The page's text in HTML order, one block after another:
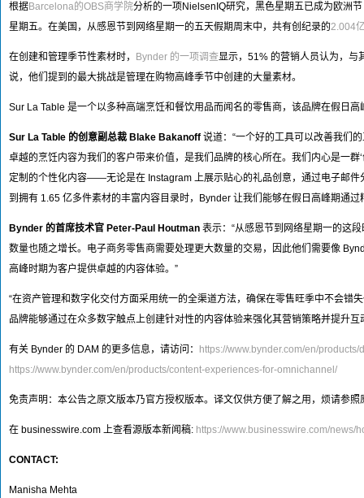
根据Barcelona的OBS商学院分析的一项NielsenIQ研究，黑色星期五已成为欧洲
星期五。在美国，从感恩节到网络星期一的五天假期周末中，共有创纪录的2.004
在创建和管理季节性素材时， Bynder 的一项调查显示，51% 的营销人员认为，与
说，他们提到的最大挑战是管理在购物高峰季节中创建的大量素材。
Sur La Table 是一个以多种高端烹饪和餐饮用品而闻名的零售商，该品牌在假日
Sur La Table 的创意副总裁 Blake Bakanoff 说道：“一个好的工具可以改善我们
卓越的烹饪内容为我们的客户带来价值，是我们品牌的核心所在。我们内心是一
定制的个性化内容——无论是在 Instagram 上展示贴心的礼品创意，通过电子邮
到拥有 1.65 亿多件素材的丰富内容目录时，Bynder 让我们能够在假日高峰期通
Bynder 的首席技术官 Peter-Paul Houtman 表示：“从感恩节到网络星期一的这
数量也随之增长。电子商务零售商需要处理更大数量的交易，因此他们需要像
高峰时期为客户提供卓越的内容体验。”
“在资产管理和数字化交付方面采用统一的全渠道方法，确保在零售旺季中不会
品牌能够通过在众多数字触点上创建针对性的内容体验来强化其营销策略并提升
有关 Bynder 的 DAM 的更多信息，请访问：
https://www.bynder.com/en/
https://www.bynder.com/en/products/content-experiences-for-omnichannel/
免责声明：本公告之原文版本乃官方授权版本。译文仅供方便了解之用，烦请参
在 businesswire.com 上查看源版本新闻稿: https://www.businesswire.com/news/
CONTACT:
Manisha Mehta